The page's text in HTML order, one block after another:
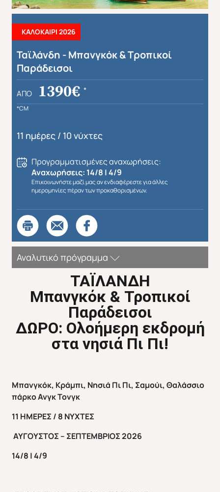
Απευθείας απο Ηράκλειο Εκτός Ευρώπης
ΚΑΛΟΚΑΙΡΙ 2026
Ταϊλάνδη - Μπανγκόκ & Τροπικοί
Παράδεισοι
ΑΠΌ 1390€ *
*CM
11 ημέρες / 10 νύχτες
Προγραμματισμένες αναχωρήσεις:
Αναχωρήσεις: 14/8 | 4/9
Επικοινωνήστε μαζί μας αν ενδιαφέρεστε για άλλες
ημερομηνίες πέραν των προκαθορισμένων.
Αναλυτικό πρόγραμμα
ΤΑΪΛΑΝΔΗ
Μπανγκόκ & Τροπικοί
Παράδεισοι
ΔΩΡΟ: Ολοήμερη εκδρομή
στα νησιά Πι Πι!
Μπανγκόκ, Κράμπι, Νησιά Πι Πι, Σαμούι, Θαλάσσιο
πάρκο Ανγκ Τονγκ
11 ΗΜΕΡΕΣ / 8 ΝΥΧΤΕΣ
ΑΥΓΟΥΣΤΟΣ – ΣΕΠΤΕΜΒΡΙΟΣ 2026
14/8 |4/9